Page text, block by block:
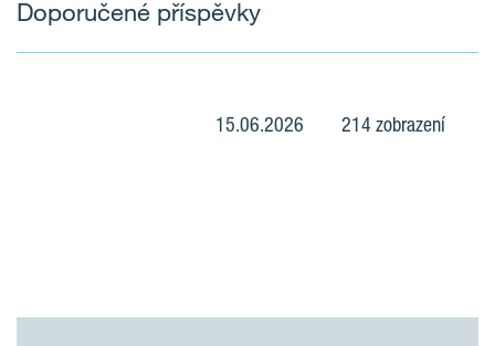
Doporučené příspěvky
15.06.2026 214 zobrazení